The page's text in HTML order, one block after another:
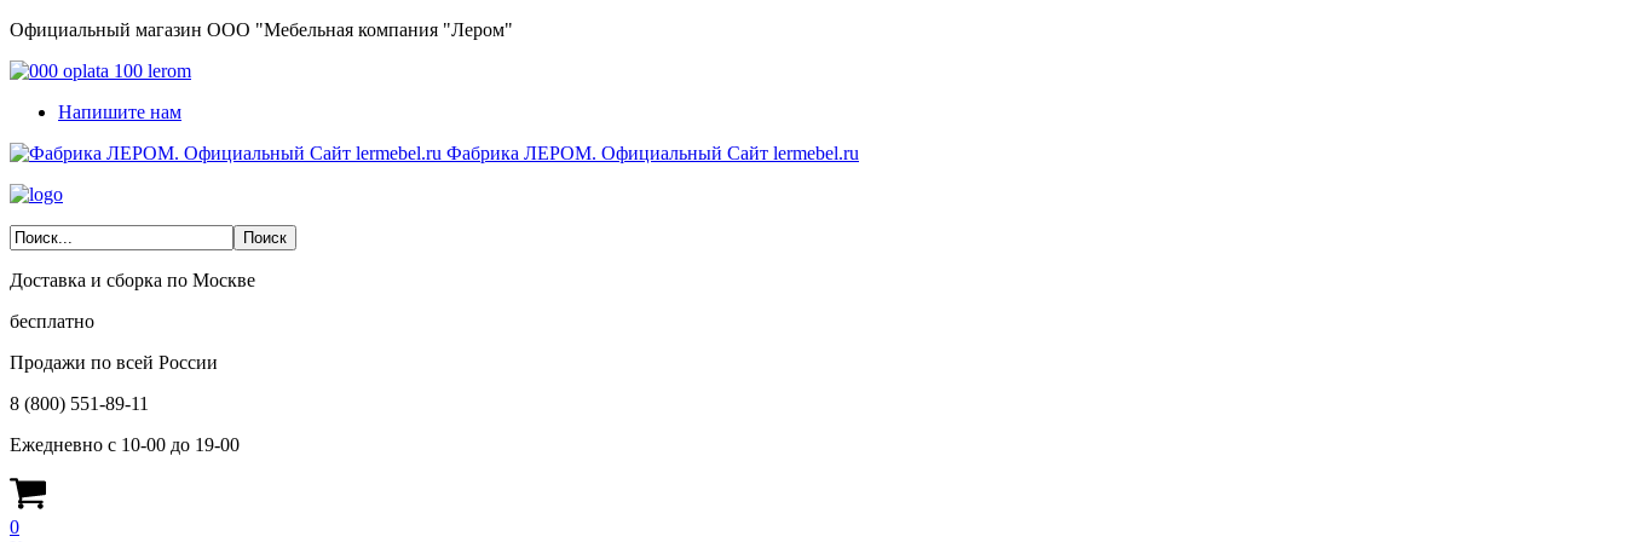
Официальный магазин ООО "Мебельная компания "Лером"
Напишите нам
Фабрика ЛЕРОМ. Официальный Сайт lermebel.ru
Доставка и сборка по Москве
бесплатно
Продажи по всей России
8 (800) 551-89-11
Ежедневно с 10-00 до 19-00
0